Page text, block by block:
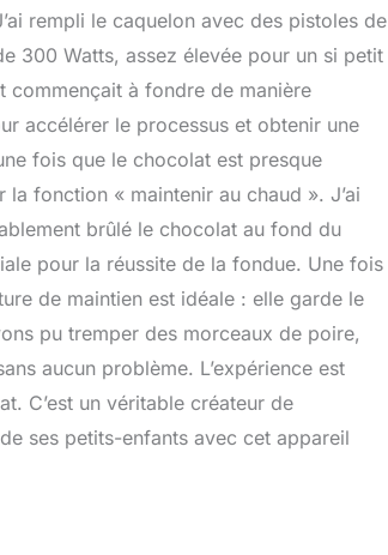
rempli le caquelon avec des pistoles de
300 Watts, assez élevée pour un si petit
commençait à fondre de manière
accélérer le processus et obtenir une
fois que le chocolat est presque
fonction « maintenir au chaud ». J’ai
brûlé le chocolat au fond du
pour la réussite de la fondue. Une fois
de maintien est idéale : elle garde le
pu tremper des morceaux de poire,
aucun problème. L’expérience est
C’est un véritable créateur de
ses petits-enfants avec cet appareil